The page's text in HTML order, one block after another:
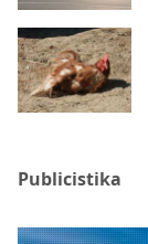
Publicistika